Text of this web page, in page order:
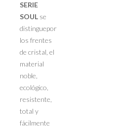
SERIE
SOUL se
distinguepor
los frentes
de cristal, el
material
noble,
ecológico,
resistente,
total y
fácilmente